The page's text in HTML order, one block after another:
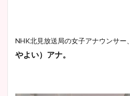
NHK北見放送局の女子アナウンサー、
やよい）アナ。